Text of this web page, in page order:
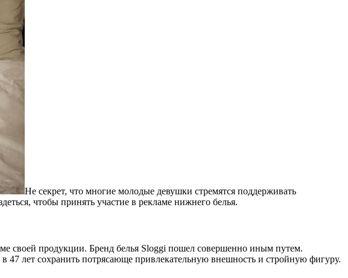
Не секрет, что многие молодые девушки стремятся поддерживать
чтобы принять участие в рекламе нижнего белья.
своей продукции. Бренд белья Sloggi пошел совершенно иным путем.
лет сохранить потрясающе привлекательную внешность и стройную фигуру.